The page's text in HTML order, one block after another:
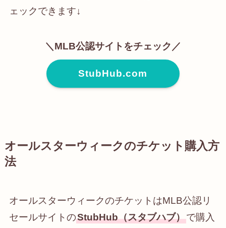
ェックできます↓
＼MLB公認サイトをチェック／
StubHub.com
オールスターウィークのチケット購入方
法
オールスターウィークのチケットはMLB公認リ
セールサイトのStubHub（スタブハブ）で購入